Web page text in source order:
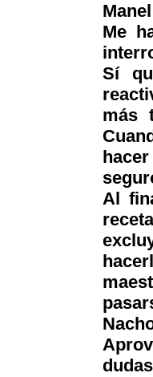
Me
Sí
más
Al